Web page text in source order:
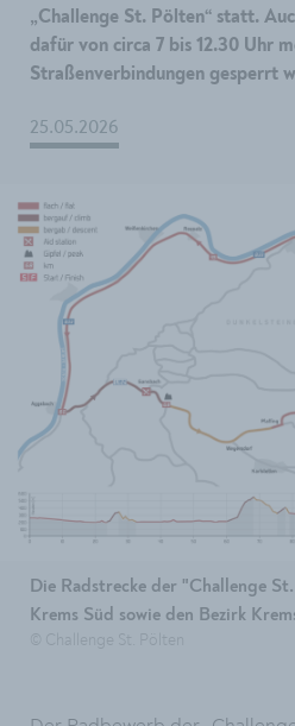
„Challenge St. Pölten“ statt.
dafür von circa 7 bis 12.30 Uhr
Straßenverbindungen gesperrt
25.05.2026
Die Radstrecke der "Challenge
Krems Süd sowie den Bezirk